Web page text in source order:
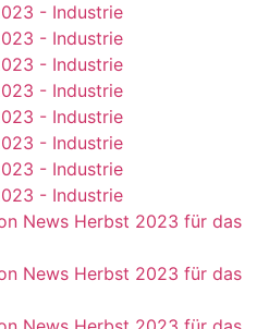
- Industrie
- Industrie
- Industrie
- Industrie
- Industrie
- Industrie
- Industrie
- Industrie
News Herbst 2023 für das
News Herbst 2023 für das